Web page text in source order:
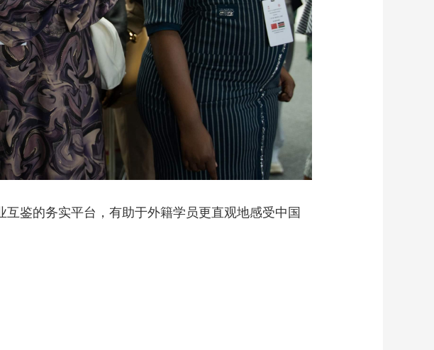
鉴的务实平台，有助于外籍学员更直观地感受中国